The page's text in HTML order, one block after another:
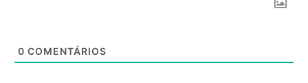
0 COMENTÁRIOS